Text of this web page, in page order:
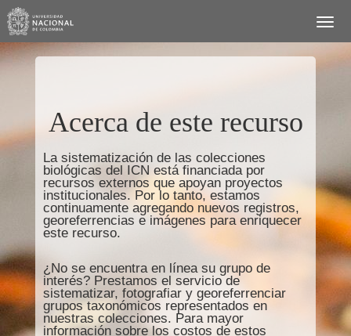
Acerca de este recurso
La sistematización de las colecciones
biológicas del ICN está financiada por
recursos externos que apoyan proyectos
institucionales. Por lo tanto, estamos
continuamente agregando nuevos registros,
georeferrencias e imágenes para enriquecer
este recurso.
¿No se encuentra en línea su grupo de
interés? Prestamos el servicio de
sistematizar, fotografiar y georeferrenciar
grupos taxonómicos representados en
nuestras colecciones. Para mayor
información sobre los costos de estos